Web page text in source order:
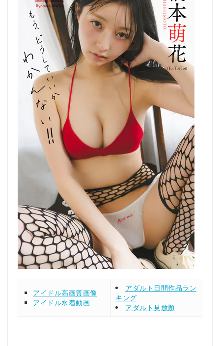
アイドル高画質画像
アイドル水着動画
アダルト日間作品ラン
キング
アダルト見放題